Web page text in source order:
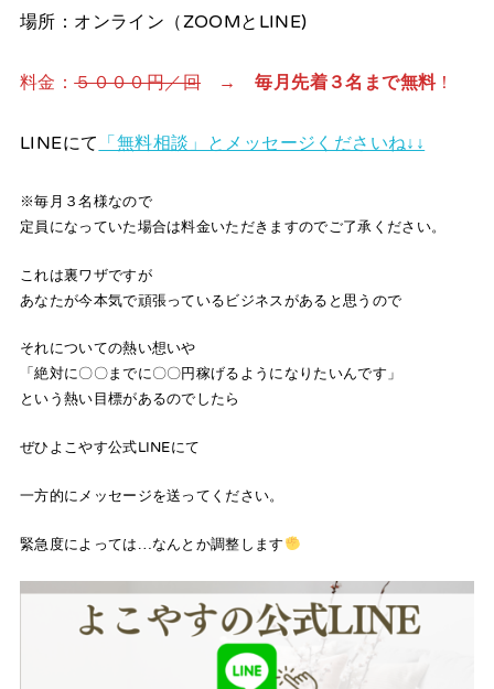
場所：オンライン（ZOOMとLINE)
料金：５０００円／回 →毎月先着３名まで無料！
LINEにて 「無料相談」とメッセージくださいね↓↓
※毎月３名様なので
定員になっていた場合は料金いただきますのでご了承ください。
これは裏ワザですが
あなたが今本気で頑張っているビジネスがあると思うので
それについての熱い想いや
「絶対に〇〇までに〇〇円稼げるようになりたいんです」
という熱い目標があるのでしたら
ぜひよこやす公式LINEにて
一方的にメッセージを送ってください。
緊急度によっては…なんとか調整します